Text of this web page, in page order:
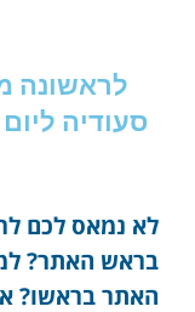
לראשונה
סעודיה
לא נמאס לכם
בראש האתר?
האתר בראשו?